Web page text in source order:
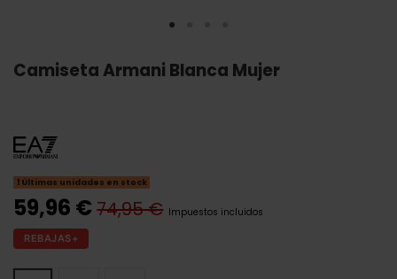
Camiseta Armani Blanca Mujer
Últimas unidades en stock
59,96 €74,95 € Impuestos incluidos
REBAJAS+